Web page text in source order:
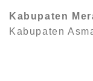
Kabupaten
Kabupaten